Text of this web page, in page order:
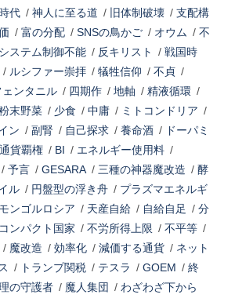
代 / 神人に至る道 / 旧体制破壊 / 支配構
/ 富の分配 / SNSの鳥かご / オウム / 不
システム制御不能 / 反キリスト / 戦国時
/ ルシファー崇拝 / 犠牲信仰 / 不貞 /
ェンタニル / 四期作 / 地軸 / 精液循環 /
末野菜 / 少食 / 中庸 / ミトコンドリア /
ン / 副腎 / 自己探求 / 養命酒 / ドーパミ
通貨覇権 / BI / エネルギー使用料 /
/ 予言 / GESARA/ 三種の神器魔改造 / 酵
ル / 円盤型の浮き舟 / プラズマエネルギ
モンゴルロシア / 天産自給 / 自給自足 / 分
コンパクト国家 / 不労所得上限 / 不平等 /
/ 魔改造 / 効率化 / 減価する通貨 / ネット
/ トランプ関税 / テスラ / GOEM / 終
の守護者 / 魔人集団 / わざわざ下から